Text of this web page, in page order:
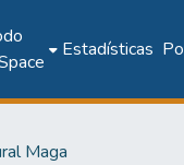
Estadísticas
Maga